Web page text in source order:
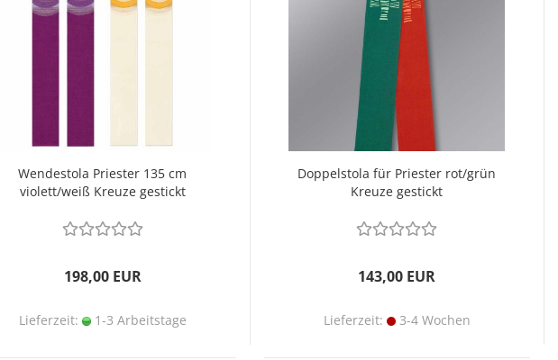
Wendestola Priester 135 cm
violett/weiß Kreuze gestickt
198,00 EUR
Lieferzeit: 1-3 Arbeitstage
Doppelstola für Priester rot/grün
Kreuze gestickt
143,00 EUR
Lieferzeit: 3-4 Wochen